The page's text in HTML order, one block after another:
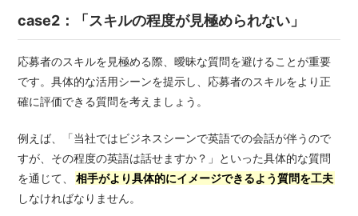
case2：「スキルの程度が見極められない」
応募者のスキルを見極める際、曖昧な質問を避けることが重要
です。具体的な活用シーンを提示し、応募者のスキルをより正
確に評価できる質問を考えましょう。
例えば、「当社ではビジネスシーンで英語での会話が伴うので
すが、その程度の英語は話せますか？」といった具体的な質問
を通じて、
相手がより具体的にイメージできるよう質問を工夫
しなければなりません。